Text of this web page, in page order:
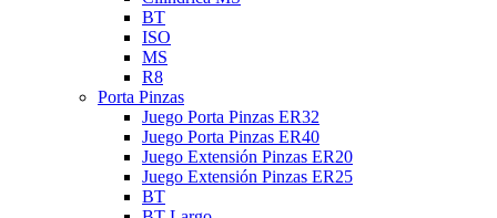
BT
ISO
MS
R8
Porta Pinzas
Juego Porta Pinzas ER32
Juego Porta Pinzas ER40
Juego Extensión Pinzas ER20
Juego Extensión Pinzas ER25
BT